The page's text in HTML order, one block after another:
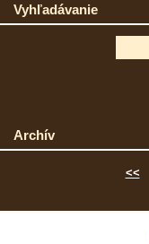
Vyhľadávanie
Archív
<<